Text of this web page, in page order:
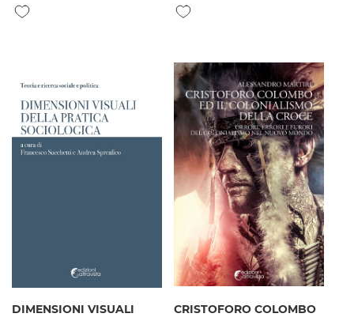
Aggiungi alla lista desideri Aggiungi alla lista desideri
DIMENSIONI VISUALI
CRISTOFORO COLOMBO